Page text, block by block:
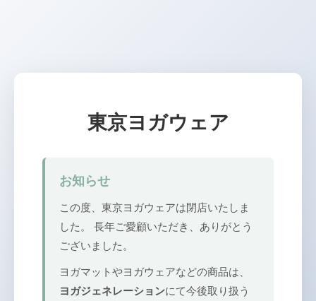
東京ヨガウェア
お知らせ
この度、東京ヨガウェアは閉店いたしま
した。 長年ご愛顧いただき、ありがとう
ございました。
ヨガマットやヨガウェアなどの商品は、
ヨガジェネレーションにて今後取り扱う